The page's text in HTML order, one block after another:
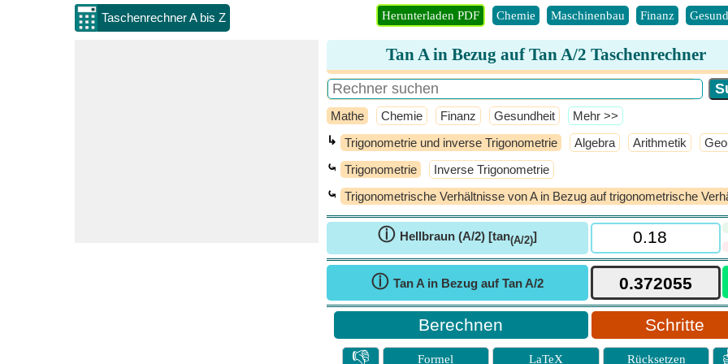
Taschenrechner A bis Z Herunterladen PDF Chemie Maschinenbau Finanz
Tan A in Bezug auf Tan A/2 Taschenrechner
Mathe Chemie Finanz Gesundheit ​Mehr >>
↳ Trigonometrie und inverse Trigonometrie Algebra Arithmetik
⤿ Trigonometrie Inverse Trigonometrie
⤿ Trigonometrische Verhältnisse von A in Bezug auf trigonometrische
ⓘ Hellbraun (A/2) [tan(A/2)]
ⓘ Tan A in Bezug auf Tan A/2
Schritte
👎 Formel LaTeX Rücksetzen